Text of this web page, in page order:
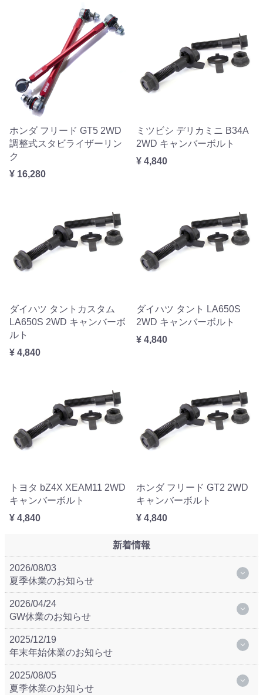
ホンダ フリード GT5 2WD
調整式スタビライザーリン
ク
¥ 16,280
ミツビシ デリカミニ B34A
2WD キャンバーボルト
¥ 4,840
ダイハツ タントカスタム
LA650S 2WD キャンバーボ
ルト
¥ 4,840
ダイハツ タント LA650S
2WD キャンバーボルト
¥ 4,840
トヨタ bZ4X XEAM11 2WD
キャンバーボルト
¥ 4,840
ホンダ フリード GT2 2WD
キャンバーボルト
¥ 4,840
新着情報
2026/08/03
夏季休業のお知らせ
2026/04/24
GW休業のお知らせ
2025/12/19
年末年始休業のお知らせ
2025/08/05
夏季休業のお知らせ